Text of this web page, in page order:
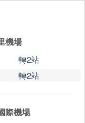
機場
轉2站
轉2站
際機場